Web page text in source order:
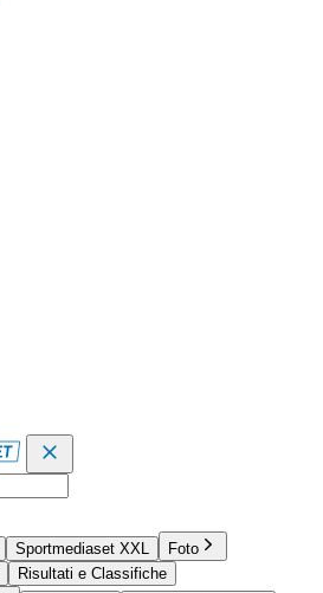
Sportmediaset XXL
Foto
Risultati e Classifiche